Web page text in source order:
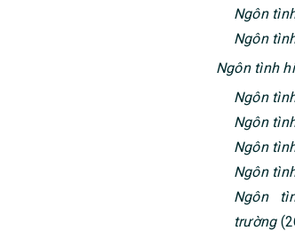
Ngôn
Ngôn
Ngôn tình
Ngôn
Ngôn
Ngôn
Ngôn
Ngôn
trường